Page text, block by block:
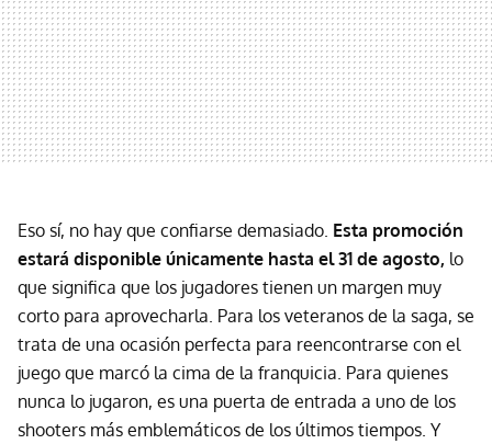
Eso sí, no hay que confiarse demasiado. Esta promoción
estará disponible únicamente hasta el 31 de agosto, lo
que significa que los jugadores tienen un margen muy
corto para aprovecharla. Para los veteranos de la saga, se
trata de una ocasión perfecta para reencontrarse con el
juego que marcó la cima de la franquicia. Para quienes
nunca lo jugaron, es una puerta de entrada a uno de los
shooters más emblemáticos de los últimos tiempos. Y